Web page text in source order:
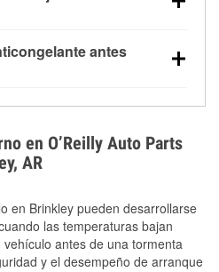
mejorar la visibilidad.
10 °F que baja la
más información sobre
antes
condiciones de frío
comprobar la protección
sección How-To.
en O’Reilly Auto Parts
AR
en Brinkley pueden desarrollarse
las temperaturas bajan
antes de una tormenta
y el desempeño de arranque